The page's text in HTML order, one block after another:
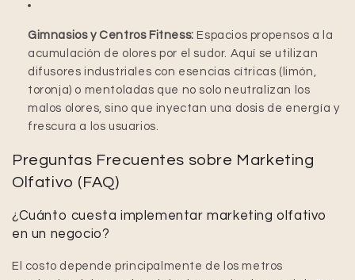
Gimnasios y Centros Fitness: Espacios propensos a la
acumulación de olores por el sudor. Aquí se utilizan
difusores industriales con esencias cítricas (limón,
toronja) o mentoladas que no solo neutralizan los
malos olores, sino que inyectan una dosis de energía y
frescura a los usuarios.
Preguntas Frecuentes sobre Marketing
Olfativo (FAQ)
¿Cuánto cuesta implementar marketing olfativo
en un negocio?
El costo depende principalmente de los metros